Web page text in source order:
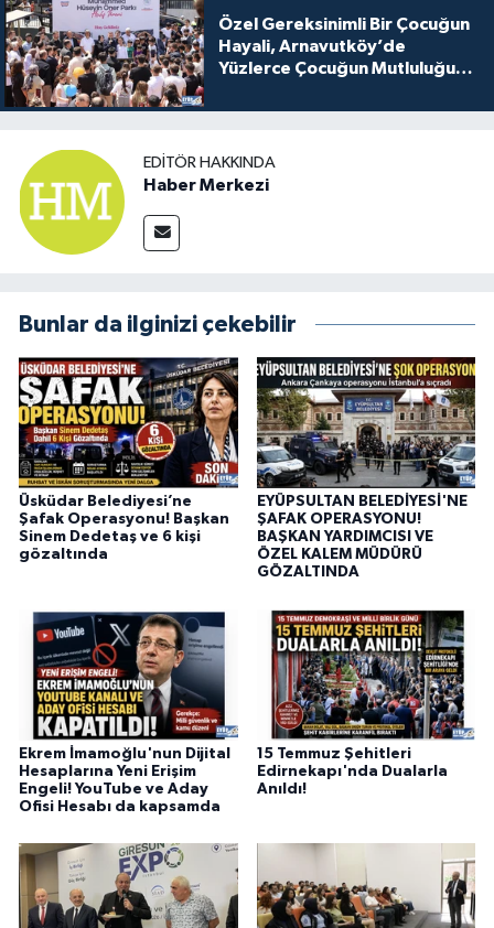
Özel Gereksinimli Bir Çocuğun
Hayali, Arnavutköy’de
Yüzlerce Çocuğun Mutluluğu
EDITÖR HAKKINDA
Haber Merkezi
Bunlar da ilginizi çekebilir
Üsküdar Belediyesi’ne
Şafak Operasyonu! Başkan
Sinem Dedetaş ve 6 kişi
gözaltında
EYÜPSULTAN BELEDİYESİ'NE
ŞAFAK OPERASYONU!
BAŞKAN YARDIMCISI VE
ÖZEL KALEM MÜDÜRÜ
GÖZALTINDA
Ekrem İmamoğlu'nun Dijital
Hesaplarına Yeni Erişim
Engeli! YouTube ve Aday
Ofisi Hesabı da kapsamda
15 Temmuz Şehitleri
Edirnekapı'nda Dualarla
Anıldı!